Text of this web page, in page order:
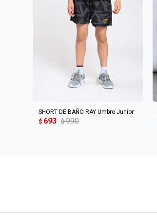
SHORT DE BAÑO RAY Umbro Junior
$ 693 $ 990
AGREGAR AL CARRITO